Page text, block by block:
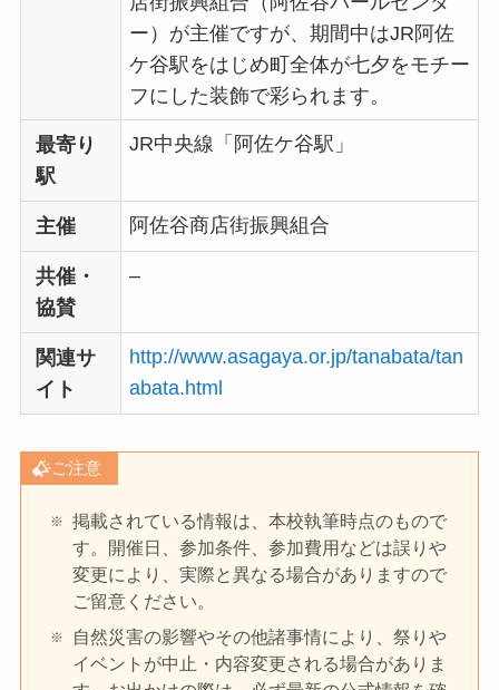
ー）が主催ですが、期間中はJR阿佐
ケ谷駅をはじめ町全体が七夕をモチー
フにした装飾で彩られます。
最寄り
駅
JR中央線「阿佐ケ谷駅」
主催 阿佐谷商店街振興組合
共催・
協賛
–
関連サ
イト
http://www.asagaya.or.jp/tanabata/tan
abata.html
ご注意
掲載されている情報は、本校執筆時点のもので
す。開催日、参加条件、参加費用などは誤りや
変更により、実際と異なる場合がありますので
ご留意ください。
自然災害の影響やその他諸事情により、祭りや
イベントが中止・内容変更される場合がありま